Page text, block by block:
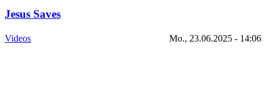
Jesus Saves
Videos Mo., 23.06.2025 - 14:06